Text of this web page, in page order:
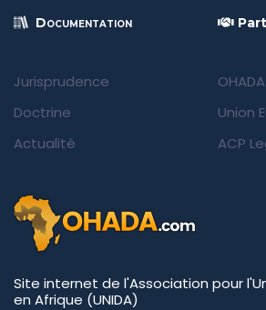
Documentation
Jurisprudence
Doctrine
Actualité
Union
ACP
Site internet de l'Association pour
en Afrique (UNIDA)